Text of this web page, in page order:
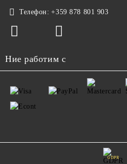
Телефон: +359 878 801 903
Ние работим с
GDPR